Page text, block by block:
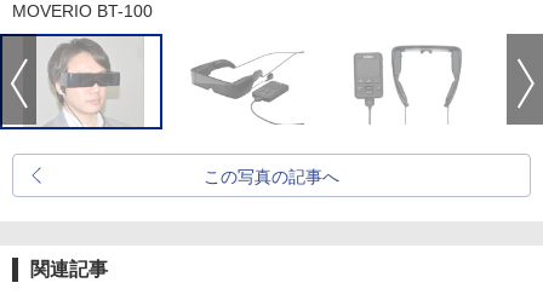
MOVERIO BT-100
この写真の記事へ
関連記事